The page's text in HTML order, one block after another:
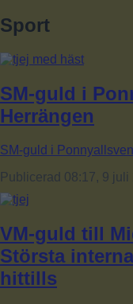
Sport
SM-guld i
Herrängen
SM-guld i
Publicerad 08:17, 9 juli
VM-guld till
Största
hittills